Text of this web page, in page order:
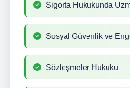
Sigorta Hukukunda
Sosyal Güvenlik ve
Sözleşmeler Hukuku